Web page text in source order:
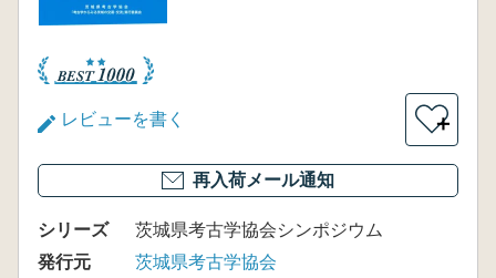
レビューを書く ＋
再入荷メール通知
シリーズ
茨城県考古学協会シンポジウム
発行元
茨城県考古学協会